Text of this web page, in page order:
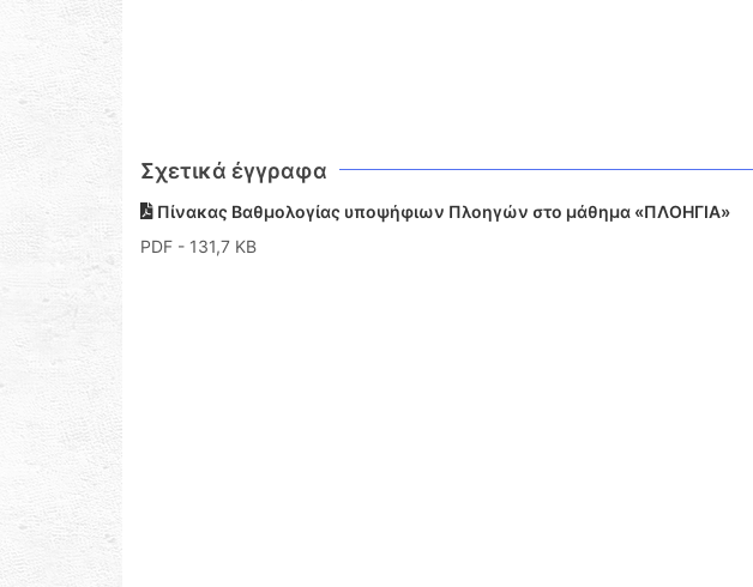
Σχετικά έγγραφα
Πίνακας Βαθμολογίας υποψήφιων Πλοηγών στο μάθημα «ΠΛΟΗΓΙΑ»
PDF - 131,7 KB